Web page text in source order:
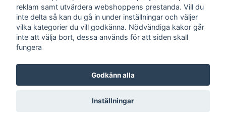
© Copyright 2026 DigitalTvExperten.se
reklam samt utvärdera webshoppens prestanda. Vill du
inte delta så kan du gå in under inställningar och väljer
vilka kategorier du vill godkänna. Nödvändiga kakor går
inte att välja bort, dessa används för att siden skall
fungera
Godkänn alla
Inställningar